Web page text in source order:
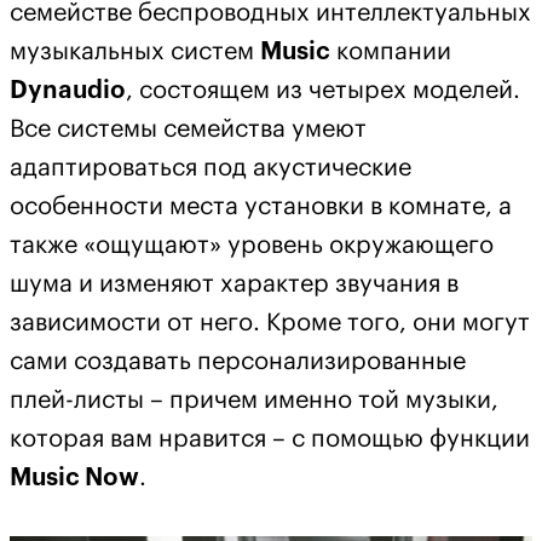
семействе беспроводных интеллектуальных
музыкальных систем Music компании
Dynaudio, состоящем из четырех моделей.
Все системы семейства умеют
адаптироваться под акустические
особенности места установки в комнате, а
также «ощущают» уровень окружающего
шума и изменяют характер звучания в
зависимости от него. Кроме того, они могут
сами создавать персонализированные
плей-листы – причем именно той музыки,
которая вам нравится – с помощью функции
Music Now.